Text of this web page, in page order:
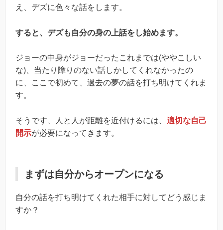
え、デズに色々な話をします。
すると、デズも自分の身の上話をし始めます。
ジョーの中身がジョーだったこれまでは(ややこしい
な)、当たり障りのない話しかしてくれなかったの
に、ここで初めて、過去の夢の話を打ち明けてくれま
す。
そうです、人と人が距離を近付けるには、 適切な自己
開示が必要になってきます。
まずは自分からオープンになる
自分の話を打ち明けてくれた相手に対してどう感じま
すか？